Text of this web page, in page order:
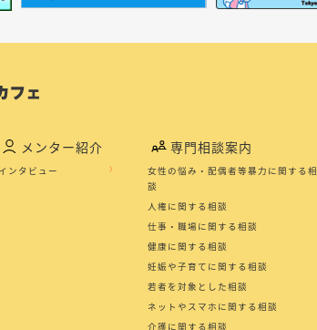
メンター紹介
インタビュー
専門相談案内
女性の悩み・配偶者等暴力に関する相
談
人権に関する相談
仕事・職場に関する相談
健康に関する相談
妊娠や子育てに関する相談
若者を対象とした相談
ネットやスマホに関する相談
介護に関する相談